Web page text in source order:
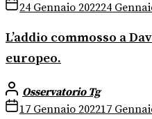
24 Gennaio 202224
L’addio commosso a
europeo.
Osservatorio Tg
17 Gennaio 202217